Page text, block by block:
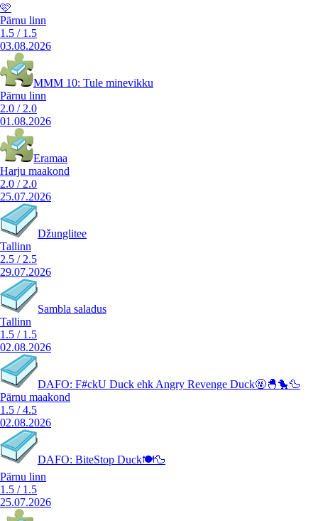
🩷
Pärnu linn
1.5 / 1.5
03.08.2026
MMM 10: Tule minevikku
Pärnu linn
2.0 / 2.0
01.08.2026
Eramaa
Harju maakond
2.0 / 2.0
25.07.2026
Džunglitee
Tallinn
2.5 / 2.5
29.07.2026
Sambla saladus
Tallinn
1.5 / 1.5
02.08.2026
DAFO: F#ckU Duck ehk Angry Revenge Duck🤬🐣🐤🦆
Pärnu maakond
1.5 /4.5
02.08.2026
DAFO: BiteStop Duck🍽️🦆
Pärnu linn
1.5 / 1.5
25.07.2026